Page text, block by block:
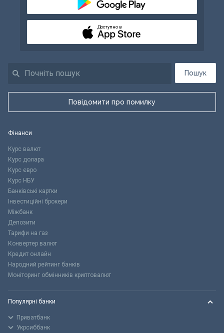
Пошук
Повідомити про помилку
Доступно в
Фінанси
Курс валют
Курс долара
Курс євро
Курс НБУ
Банківські картки
Інвестиційні брокери
Міжбанк
Депозити
Тарифи на газ
Конвертер валют
Кредит онлайн
Народний рейтинг банків
Моніторинг обмінників криптовалют
Популярні банки
Приватбанк
Укрсиббанк